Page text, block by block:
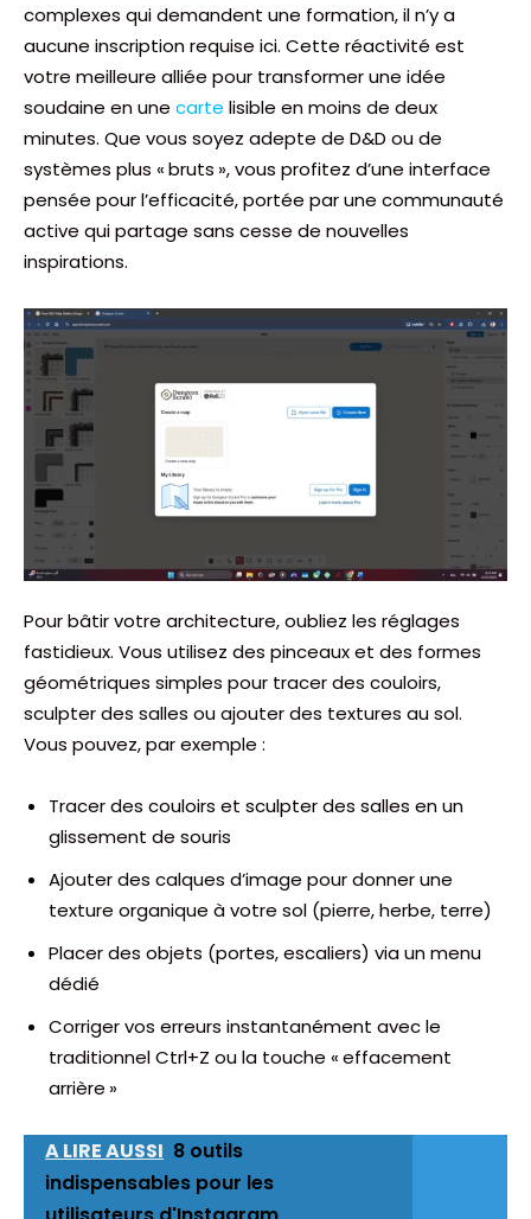
complexes qui demandent une formation, il n’y a
aucune inscription requise ici. Cette réactivité est
votre meilleure alliée pour transformer une idée
soudaine en une carte lisible en moins de deux
minutes. Que vous soyez adepte de D&D ou de
systèmes plus « bruts », vous profitez d’une interface
pensée pour l’efficacité, portée par une communauté
active qui partage sans cesse de nouvelles
inspirations.
Pour bâtir votre architecture, oubliez les réglages
fastidieux. Vous utilisez des pinceaux et des formes
géométriques simples pour tracer des couloirs,
sculpter des salles ou ajouter des textures au sol.
Vous pouvez, par exemple :
Tracer des couloirs et sculpter des salles en un
glissement de souris
Ajouter des calques d’image pour donner une
texture organique à votre sol (pierre, herbe, terre)
Placer des objets (portes, escaliers) via un menu
dédié
Corriger vos erreurs instantanément avec le
traditionnel Ctrl+Z ou la touche « effacement
arrière »
A LIRE AUSSI 8 outils
indispensables pour les